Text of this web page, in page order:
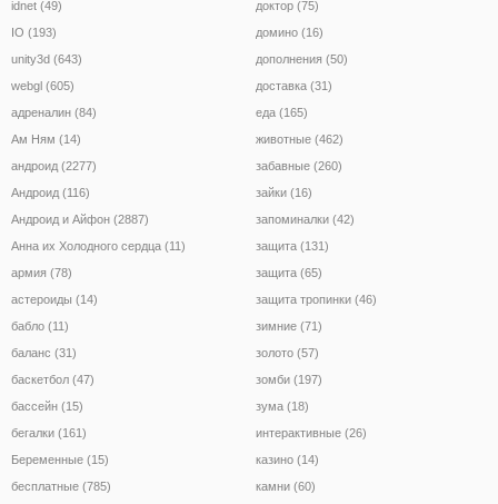
idnet (49)
IO (193)
unity3d (643)
webgl (605)
адреналин (84)
Ам Ням (14)
андроид (2277)
Андроид (116)
Андроид и Айфон (2887)
Анна их Холодного сердца (11)
армия (78)
астероиды (14)
бабло (11)
баланс (31)
баскетбол (47)
бассейн (15)
бегалки (161)
Беременные (15)
бесплатные (785)
доктор (75)
домино (16)
дополнения (50)
доставка (31)
еда (165)
животные (462)
забавные (260)
зайки (16)
запоминалки (42)
защита (131)
защита (65)
защита тропинки (46)
зимние (71)
золото (57)
зомби (197)
зума (18)
интерактивные (26)
казино (14)
камни (60)